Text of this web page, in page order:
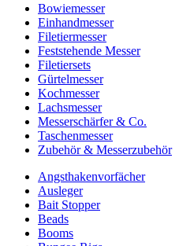
Bowiemesser
Einhandmesser
Filetiermesser
Feststehende Messer
Filetiersets
Gürtelmesser
Kochmesser
Lachsmesser
Messerschärfer & Co.
Taschenmesser
Zubehör & Messerzubehör
Angsthakenvorfächer
Ausleger
Bait Stopper
Beads
Booms